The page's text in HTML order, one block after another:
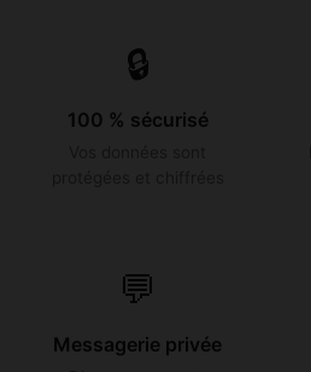
🔒
100 % sécurisé
💬
Messagerie privée